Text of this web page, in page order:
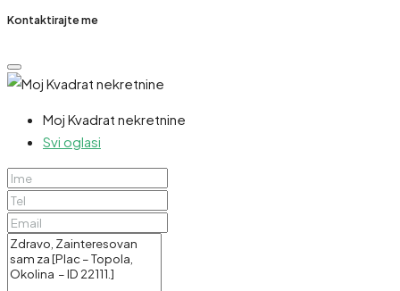
Kontaktirajte me
Moj Kvadrat nekretnine
Svi oglasi